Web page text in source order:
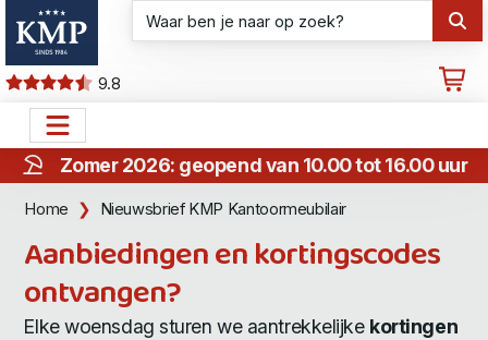
9.8
Zomer 2026: geopend van 10.00 tot 16.00 uur
Home Nieuwsbrief KMP Kantoormeubilair
Aanbiedingen en kortingscodes
ontvangen?
Elke woensdag sturen we aantrekkelijke kortingen